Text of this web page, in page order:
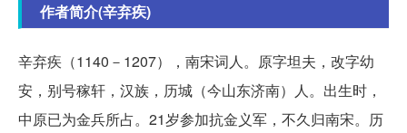
作者简介(辛弃疾)
辛弃疾（1140－1207），南宋词人。原字坦夫，改字幼
安，别号稼轩，汉族，历城（今山东济南）人。出生时，
中原已为金兵所占。21岁参加抗金义军，不久归南宋。历